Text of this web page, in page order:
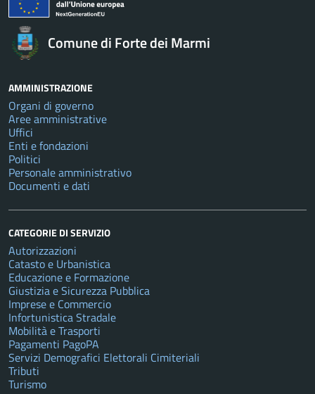
Comune di Forte dei Marmi
AMMINISTRAZIONE
Organi di governo
Aree amministrative
Uffici
Enti e fondazioni
Politici
Personale amministrativo
Documenti e dati
CATEGORIE DI SERVIZIO
Autorizzazioni
Catasto e Urbanistica
Educazione e Formazione
Giustizia e Sicurezza Pubblica
Imprese e Commercio
Infortunistica Stradale
Mobilità e Trasporti
Pagamenti PagoPA
Servizi Demografici Elettorali Cimiteriali
Tributi
Turismo